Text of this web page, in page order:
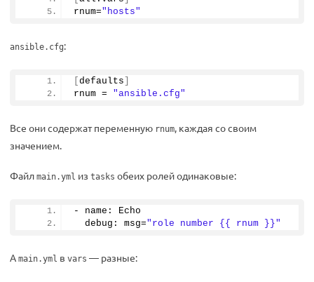
rnum="hosts"
ansible.cfg:
defaults
rnum = "ansible.cfg"
Все они содержат переменную rnum, каждая со своим
значением.
Файл main.yml из tasks обеих ролей одинаковые:
- name: Echo
  debug: msg=
"role number {{ rnum }}"
А main.yml в vars — разные: